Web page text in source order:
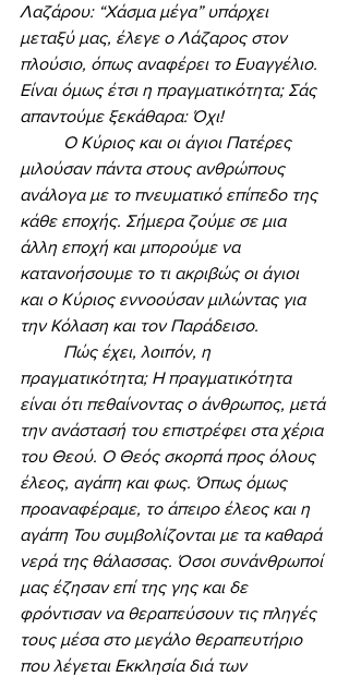
Λαζάρου: “Χάσμα μέγα” υπάρχει
μεταξύ μας, έλεγε ο Λάζαρος στον
πλούσιο, όπως αναφέρει το Ευαγγέλιο.
Είναι όμως έτσι η πραγματικότητα; Σάς
απαντούμε ξεκάθαρα: Όχι!
μιλούσαν πάντα στους ανθρώπους
ανάλογα με το πνευματικό επίπεδο της
κάθε εποχής. Σήμερα ζούμε σε μια
άλλη εποχή και μπορούμε να
κατανοήσουμε το τι ακριβώς οι άγιοι
και ο Κύριος εννοούσαν μιλώντας για
την Κόλαση και τον Παράδεισο.
πραγματικότητα; Η πραγματικότητα
είναι ότι πεθαίνοντας ο άνθρωπος, μετά
την ανάστασή του επιστρέφει στα χέρια
του Θεού. Ο Θεός σκορπά προς όλους
έλεος, αγάπη και φως. Όπως όμως
προαναφέραμε, το άπειρο έλεος και η
αγάπη Του συμβολίζονται με τα καθαρά
νερά της θάλασσας. Όσοι συνάνθρωποί
μας έζησαν επί της γης και δε
φρόντισαν να θεραπεύσουν τις πληγές
τους μέσα στο μεγάλο θεραπευτήριο
που λέγεται Εκκλησία διά των